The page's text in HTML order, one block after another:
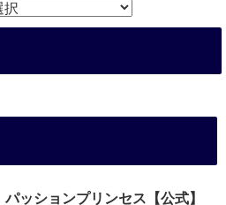
ッションプリンセス【公式】